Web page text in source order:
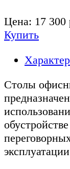
Цена: 17 300
Купить
Столы